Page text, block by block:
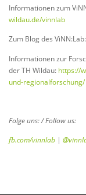
Informationen zum
wildau.de/vinnlab
Zum Blog des ViNN:Lab:
Informationen zur
der TH Wildau: https://
und-regionalforschung/
Folge uns: / Follow us:
fb.com/vinnlab |